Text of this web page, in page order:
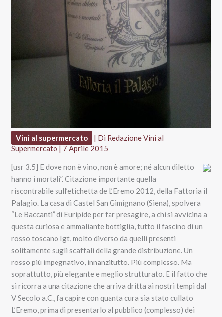
Vini al supermercato | Di Redazione Vini al
Supermercato | 7 Aprile 2015
[usr 3.5] E dove non è vino, non è amore; né alcun diletto
hanno i mortali”. Citazione importante quella
riscontrabile sull’etichetta de L’Eremo 2012, della Fattoria il
Palagio. La casa di Castel San Gimignano (Siena), spolvera
“Le Baccanti” di Euripide per far presagire, a chi si avvicina a
questa curiosa e ammaliante bottiglia, tutto il fascino di un
rosso toscano Igt, molto diverso da quelli presenti
solitamente sugli scaffali della grande distribuzione. Un
rosso più impegnativo, innanzitutto. Più complesso. Ma
soprattutto, più elegante e meglio strutturato. E il fatto che
si ricorra a una citazione che arriva dritta ai nostri tempi dal
V Secolo a.C., fa capire con quanta cura sia stato cullato
L’Eremo, prima di presentarlo al pubblico (complesso) dei